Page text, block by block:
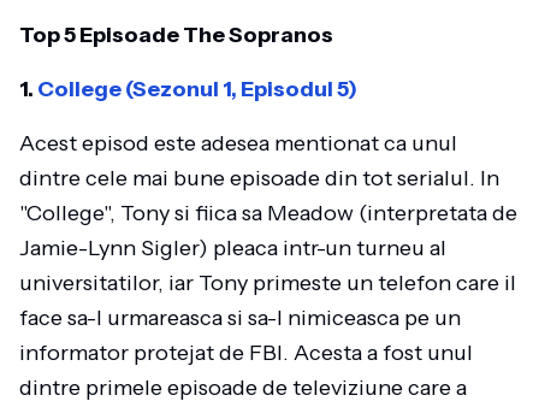
Top 5 Episoade The Sopranos
1. College (Sezonul 1, Episodul 5)
Acest episod este adesea mentionat ca unul
dintre cele mai bune episoade din tot serialul. In
"College", Tony si fiica sa Meadow (interpretata de
Jamie-Lynn Sigler) pleaca intr-un turneu al
universitatilor, iar Tony primeste un telefon care il
face sa-l urmareasca si sa-l nimiceasca pe un
informator protejat de FBI. Acesta a fost unul
dintre primele episoade de televiziune care a